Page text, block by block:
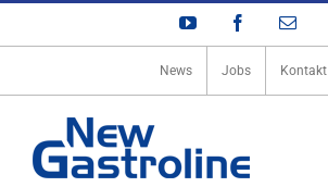
Zum
YouTube Facebook
E-
News Jobs Kontakt